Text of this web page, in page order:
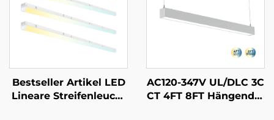
Bestseller Artikel LED
Lineare Streifenleucht
AC120-347V UL/DLC 3C
CT 4FT 8FT Hängender